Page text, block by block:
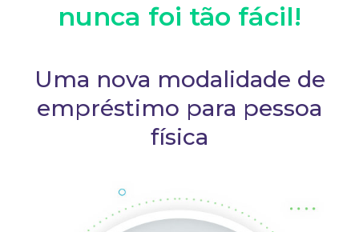
nunca foi tão fácil!
Uma nova modalidade de
empréstimo para pessoa
física